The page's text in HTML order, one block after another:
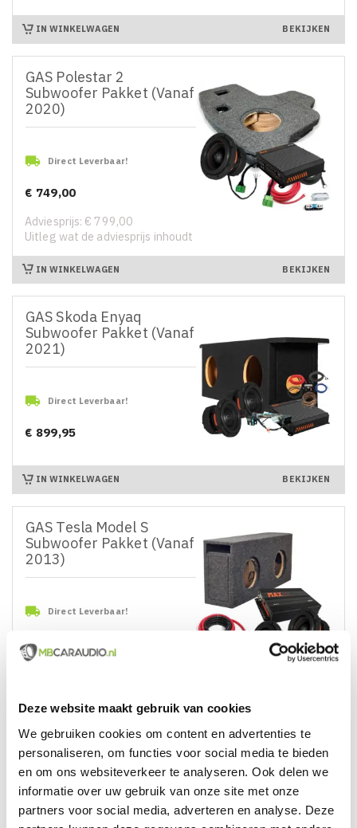
Deze website maakt gebruik van cookies
We gebruiken cookies om content en advertenties te
personaliseren, om functies voor social media te bieden
en om ons websiteverkeer te analyseren. Ook delen we
informatie over uw gebruik van onze site met onze
partners voor social media, adverteren en analyse. Deze
IN WINKELWAGEN BEKIJKEN
GAS Polestar 2
Subwoofer Pakket (Vanaf
2020)
 Direct Leverbaar!
Prijs
€ 749,00
Adviesprijs: € 799,00
Uitleg wat de adviesprijs inhoudt
IN WINKELWAGEN BEKIJKEN
GAS Skoda Enyaq
Subwoofer Pakket (Vanaf
2021)
 Direct Leverbaar!
Prijs
€ 899,95
IN WINKELWAGEN BEKIJKEN
GAS Tesla Model S
Subwoofer Pakket (Vanaf
2013)
 Direct Leverbaar!
Prijs
€ 1.279,95
GAS Volkswagen ID
BUZZ Subwoofer Pakket
(2-Zits)